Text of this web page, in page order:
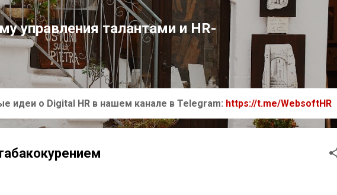
К основному контенту
управления талантами и HR-
идеи о Digital HR в нашем канале в Telegram: https://t.me/WebsoftHR